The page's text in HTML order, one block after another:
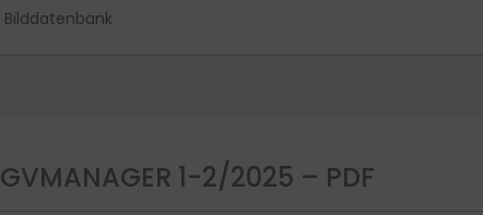
Bilddatenbank
Bilddatenbank
GVMANAGER 1-2/2025 – PDF